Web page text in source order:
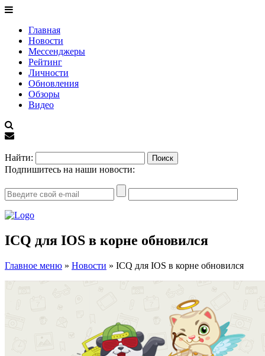
Главная
Новости
Мессенджеры
Рейтинг
Личности
Обновления
Обзоры
Видео
Найти:
Подпишитесь на наши новости:
ICQ для IOS в корне обновился
Главное меню » Новости » ICQ для IOS в корне обновился